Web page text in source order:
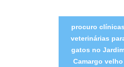
procuro clínicas
veterinárias
gatos no
Camargo velho